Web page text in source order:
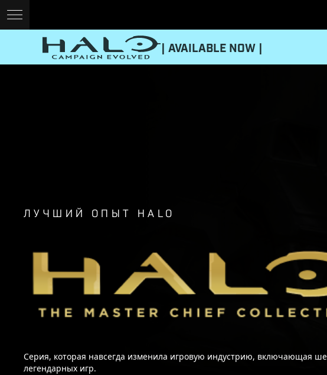
| AVAILABLE NOW |
ЛУЧШИЙ ОПЫТ HALO
Серия, которая навсегда изменила игровую индустрию, включающая
легендарных игр.